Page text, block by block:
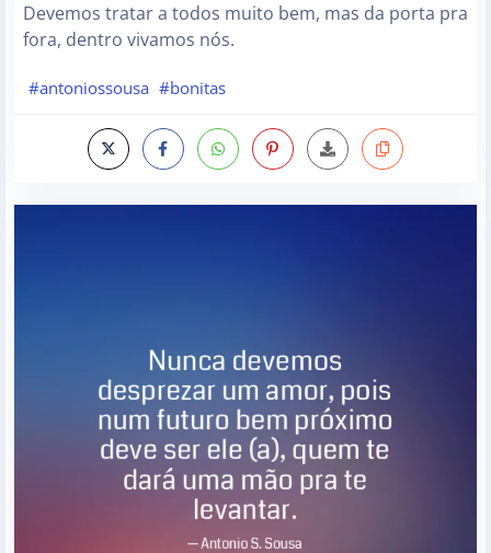
Devemos tratar a todos muito bem, mas da porta pra
fora, dentro vivamos nós.
#antoniossousa #bonitas